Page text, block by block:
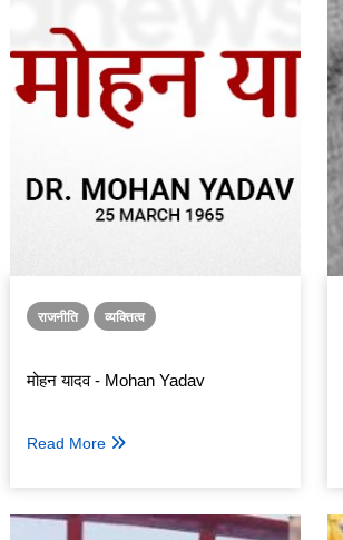
राजनीति व्यक्तित्व
मोहन यादव - Mohan Yadav
Read More